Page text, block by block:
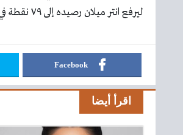
ليرفع انتر ميلان رصيده إلى ٧٩ نقطة في الصدارة ، بينما تجمد رصيد امبولي عند ٢٥ نقطة في المركز الثامن عشر.
Facebook
اقرأ أيضا